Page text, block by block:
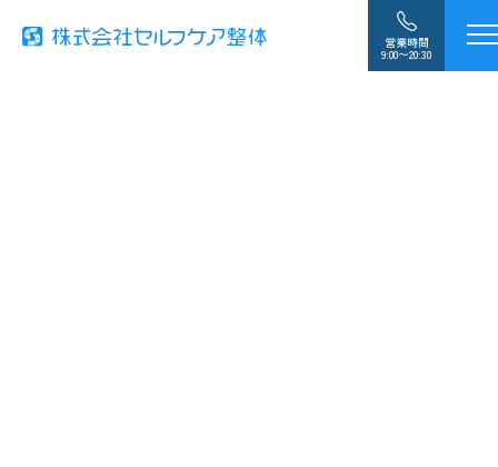
営業時間
9:00〜20:30